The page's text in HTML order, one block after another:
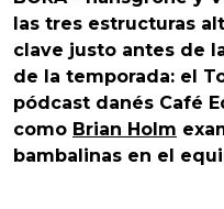
las tres estructuras
clave justo antes de
de la temporada: el
pódcast danés Café
como Brian Holm
bambalinas en el